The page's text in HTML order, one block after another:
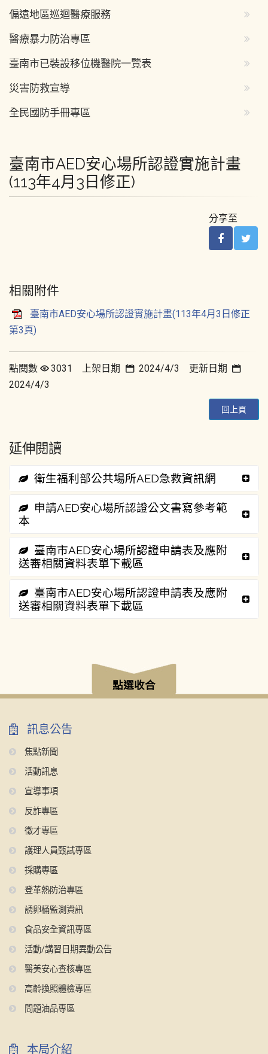
偏遠地區巡迴醫療服務
醫療暴力防治專區
臺南市已裝設移位機醫院一覽表
災害防救宣導
全民國防手冊專區
臺南市AED安心場所認證實施計畫
(113年4月3日修正)
分享至
相關附件
臺南市AED安心場所認證實施計畫(113年4月3日修正
第3頁)
點閱數 3031 上架日期
2024/4/3 更新日期
2024/4/3
回上頁
延伸閱讀
衛生福利部公共場所AED急救資訊網
申請AED安心場所認證公文書寫參考範
本
臺南市AED安心場所認證申請表及應附
送審相關資料表單下載區
臺南市AED安心場所認證申請表及應附
送審相關資料表單下載區
點選收合
訊息公告
焦點新聞
活動訊息
宣導事項
反詐專區
徵才專區
護理人員甄試專區
採購專區
登革熱防治專區
誘卵桶監測資訊
食品安全資訊專區
活動/講習日期異動公告
醫美安心查核專區
高齡換照體檢專區
問題油品專區
本局介紹